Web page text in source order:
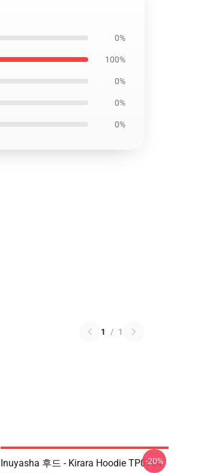
0%
100%
0%
0%
0%
1 / 1
Inuyasha 후드 - Kirara Hoodie TP0704
-20%